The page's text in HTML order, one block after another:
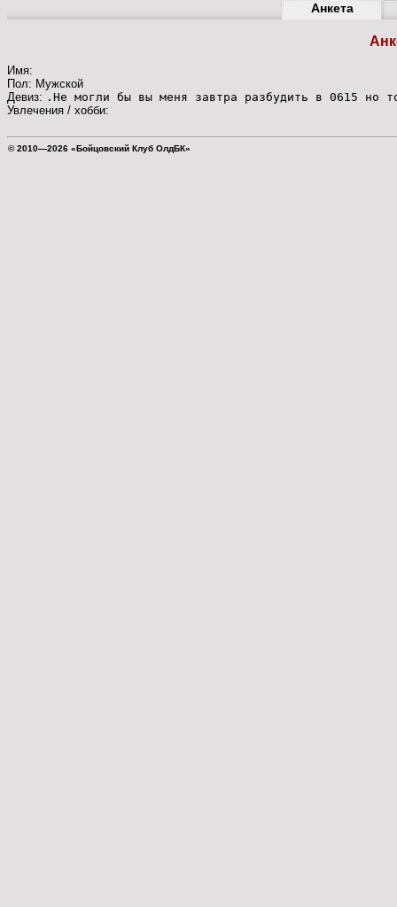
Анкета
Имя:
Пол: Мужской
Девиз: .Не могли бы вы меня завтра разбудить в 0615 но
Увлечения / хобби:
© 2010—2026 «Бойцовский Клуб ОлдБК»